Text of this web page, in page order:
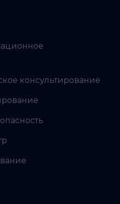
консультирование